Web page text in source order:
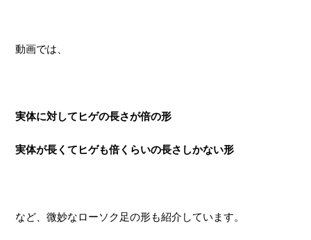
動画では、
実体に対してヒゲの長さが倍の形
実体が長くてヒゲも倍くらいの長さしかない形
など、微妙なローソク足の形も紹介しています。